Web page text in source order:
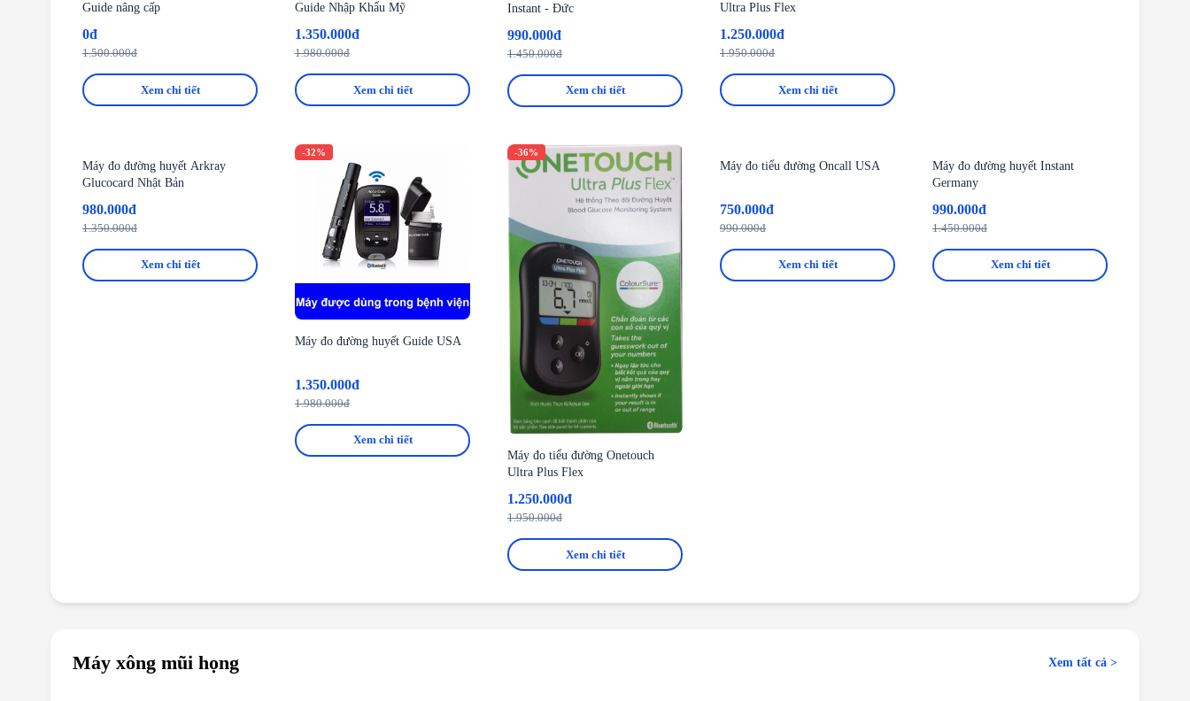
Guide nâng cấp
0đ
1.500.000đ
Xem chi tiết
Guide Nhập Khẩu Mỹ
1.350.000đ
1.980.000đ
Xem chi tiết
Instant - Đức
990.000đ
1.450.000đ
Xem chi tiết
Ultra Plus Flex
1.250.000đ
1.950.000đ
Xem chi tiết
Máy đo đường huyết Arkray
Glucocard Nhật Bản
980.000đ
1.350.000đ
Xem chi tiết
-32%
Máy đo đường huyết Guide USA
1.350.000đ
1.980.000đ
Xem chi tiết
-36%
Máy đo tiểu đường Onetouch
Ultra Plus Flex
1.250.000đ
1.950.000đ
Xem chi tiết
Máy đo tiểu đường Oncall USA
750.000đ
990.000đ
Xem chi tiết
Máy đo đường huyết Instant
Germany
990.000đ
1.450.000đ
Xem chi tiết
Máy xông mũi họng Xem tất cả >